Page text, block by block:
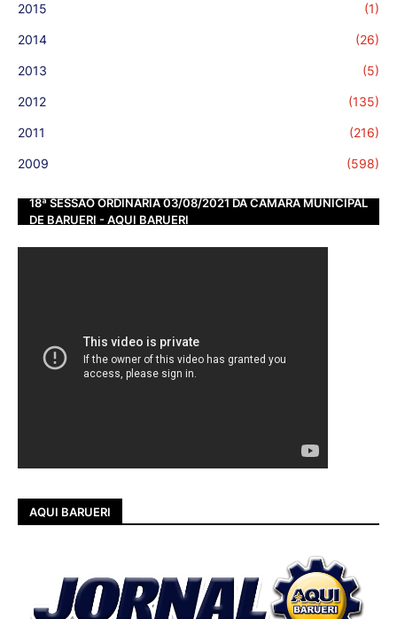
2015 (1)
2014 (26)
2013 (5)
2012 (135)
2011 (216)
2009 (598)
18ª SESSÃO ORDINÁRIA 03/08/2021 DA CÂMARA MUNICIPAL
DE BARUERI - AQUI BARUERI
AQUI BARUERI